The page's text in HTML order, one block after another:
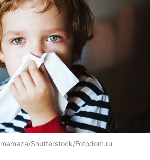
mamaza/Shutterstock/Fotodom.ru